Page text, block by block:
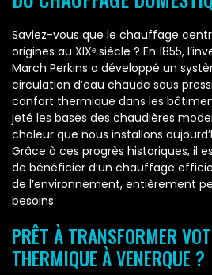
Saviez-vous que le chauffage
origines au XIXᵉ siècle ? En 1855,
March Perkins a développé un
circulation d’eau chaude sous
confort thermique dans les
jeté les bases des chaudières
chaleur que nous installons
Grâce à ces progrès historiques, il
de bénéficier d’un chauffage
de l’environnement, entièrement
besoins.
PRÊT À TRANSFORMER
THERMIQUE À VENERQUE ?